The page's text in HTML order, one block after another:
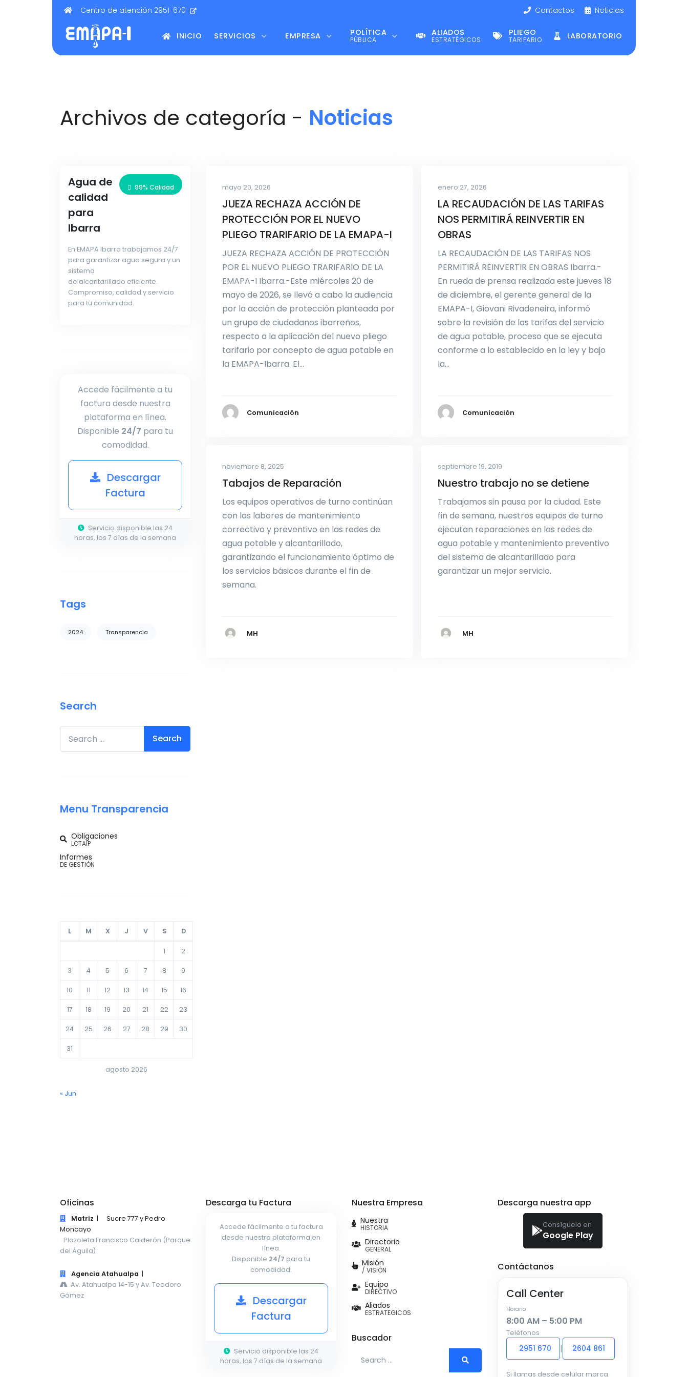
Centro de atención 2951-670 Contactos Noticias
INICIO SERVICIOS EMPRESA POLÍTICA
PÚBLICA
ALIADOS
ESTRATÉGICOS
PLIEGO
TARIFARIO LABORATORIO
Archivos de categoría - Noticias
mayo 20, 2026
JUEZA RECHAZA ACCIÓN DE
PROTECCIÓN POR EL NUEVO
PLIEGO TRARIFARIO DE LA EMAPA-I
JUEZA RECHAZA ACCIÓN DE PROTECCIÓN
POR EL NUEVO PLIEGO TRARIFARIO DE LA
EMAPA-I Ibarra.-Este miércoles 20 de
mayo de 2026, se llevó a cabo la audiencia
por la acción de protección planteada por
un grupo de ciudadanos ibarreños,
respecto a la aplicación del nuevo pliego
tarifario por concepto de agua potable en
la EMAPA-Ibarra. El…
Comunicación
enero 27, 2026
LA RECAUDACIÓN DE LAS TARIFAS
NOS PERMITIRÁ REINVERTIR EN
OBRAS
LA RECAUDACIÓN DE LAS TARIFAS NOS
PERMITIRÁ REINVERTIR EN OBRAS Ibarra.-
En rueda de prensa realizada este jueves 18
de diciembre, el gerente general de la
EMAPA-I, Giovani Rivadeneira, informó
sobre la revisión de las tarifas del servicio
de agua potable, proceso que se ejecuta
conforme a lo establecido en la ley y bajo
la…
Comunicación
noviembre 8, 2025
Tabajos de Reparación
Los equipos operativos de turno continúan
con las labores de mantenimiento
correctivo y preventivo en las redes de
agua potable y alcantarillado,
garantizando el funcionamiento óptimo de
los servicios básicos durante el fin de
semana.
MH
septiembre 19, 2019
Nuestro trabajo no se detiene
Trabajamos sin pausa por la ciudad. Este
fin de semana, nuestros equipos de turno
ejecutan reparaciones en las redes de
agua potable y mantenimiento preventivo
del sistema de alcantarillado para
garantizar un mejor servicio.
MH
Agua de
calidad
para
Ibarra
99% Calidad
En EMAPA Ibarra trabajamos 24/7
para garantizar agua segura y un
sistema
de alcantarillado eficiente.
Compromiso, calidad y servicio
para tu comunidad.
Accede fácilmente a tu
factura desde nuestra
plataforma en línea.
Disponible 24/7 para tu
comodidad.
Descargar
Factura
Servicio disponible las 24
horas, los 7 días de la semana
Tags
2024 Transparencia
Search
Search for:
Menu Transparencia
Obligaciones
LOTAIP
Informes
DE GESTIÓN
agosto 2026
L M X J V S D
1 2
3 4 5 6 7 8 9
10 11 12 13 14 15 16
17 18 19 20 21 22 23
24 25 26 27 28 29 30
31
« Jun
Oficinas
Matriz |
Sucre 777 y Pedro
Moncayo
Plazoleta Francisco Calderón (Parque
del Águila)
Agencia Atahualpa |
Av. Atahualpa 14-15 y Av. Teodoro
Gómez
Descarga tu Factura
Accede fácilmente a tu factura
desde nuestra plataforma en
línea.
Disponible 24/7 para tu
comodidad.
Descargar
Factura
Servicio disponible las 24
horas, los 7 días de la semana
Nuestra Empresa
Nuestra
HISTORIA
Directorio
GENERAL
Misión
/ VISIÓN
Equipo
DIRECTIVO
Aliados
ESTRATEGICOS
Buscador
Descarga nuestra app
Consíguelo en
Google Play
Contáctanos
Call Center
Horario
8:00 AM – 5:00 PM
Teléfonos
2951 670 | 2604 861
Si llamas desde celular marca